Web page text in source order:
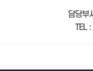
담당부
TEL